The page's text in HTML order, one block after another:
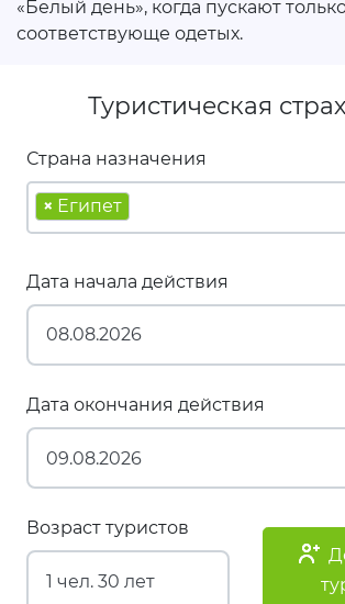
«Белый день», когда пускают
соответствующе одетых.
Туристическая
Страна назначения
× Египет
Дата начала действия
Дата окончания действия
Возраст туристов